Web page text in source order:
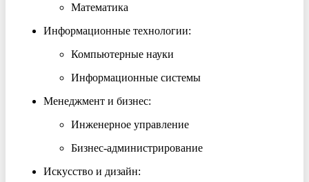
Математика
Информационные технологии:
Компьютерные науки
Информационные системы
Менеджмент и бизнес:
Инженерное управление
Бизнес-администрирование
Искусство и дизайн: